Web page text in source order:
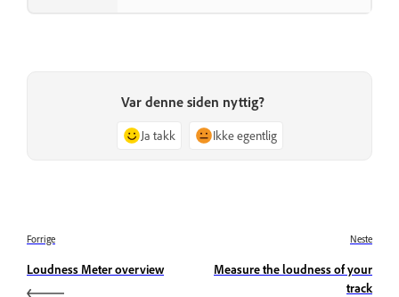
Var denne siden nyttig?
Ja takk Ikke egentlig
Forrige
Loudness Meter overview
Neste
Measure the loudness of your
track